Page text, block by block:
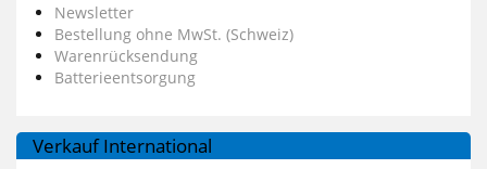
Newsletter
Bestellung ohne MwSt. (Schweiz)
Warenrücksendung
Batterieentsorgung
Verkauf International